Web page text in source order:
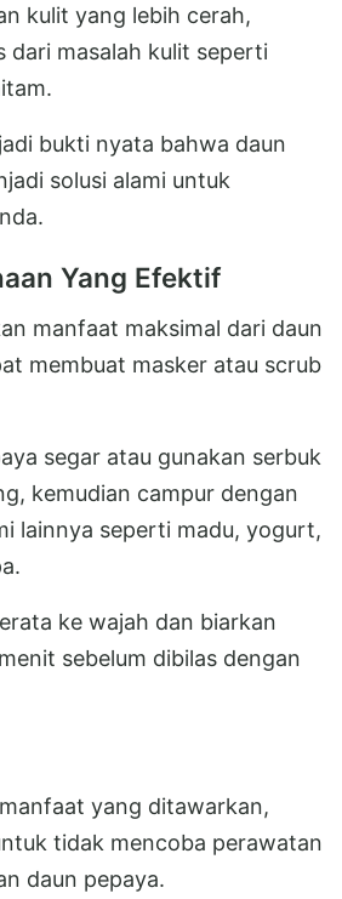
kulit yang lebih cerah,
dari masalah kulit seperti
bukti nyata bahwa daun
solusi alami untuk
Yang Efektif
manfaat maksimal dari daun
membuat masker atau scrub
segar atau gunakan serbuk
kemudian campur dengan
lainnya seperti madu, yogurt,
ke wajah dan biarkan
sebelum dibilas dengan
yang ditawarkan,
tidak mencoba perawatan
daun pepaya.